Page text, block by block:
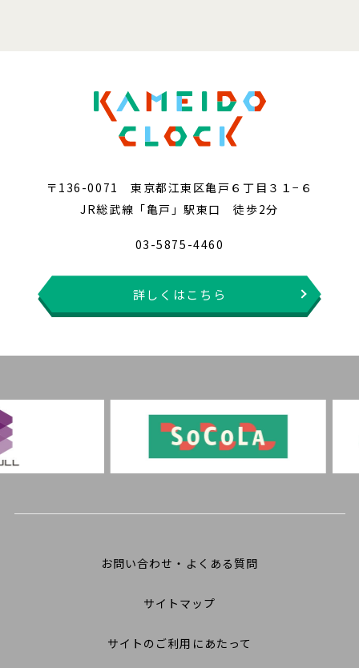
〒136-0071 東京都江東区亀戸６丁目３１−６
JR総武線「亀戸」駅東口 徒歩2分
03-5875-4460
詳しくはこちら
お問い合わせ・よくある質問
サイトマップ
サイトのご利用にあたって